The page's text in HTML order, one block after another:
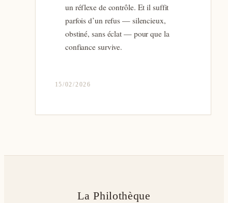
un réflexe de contrôle. Et il suffit
parfois d’un refus — silencieux,
obstiné, sans éclat — pour que la
confiance survive.
15/02/2026
La Philothèque